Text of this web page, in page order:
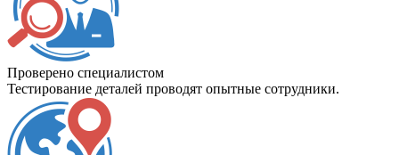
Проверено специалистом
Тестирование деталей проводят опытные сотрудники.